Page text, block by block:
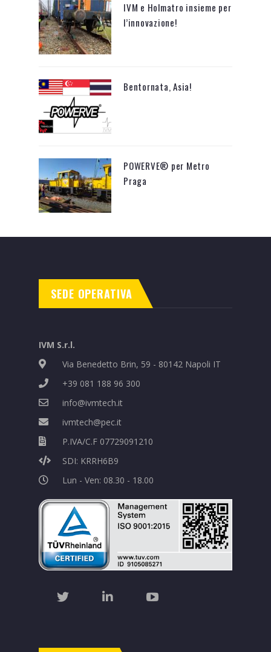
IVM e Holmatro insieme per
l’innovazione!
Bentornata, Asia!
POWERVE® per Metro
Praga
SEDE OPERATIVA
IVM S.r.l.
Via Benedetto Brin, 59 - 80142 Napoli IT
+39 081 188 96 300
info@ivmtech.it
ivmtech@pec.it
P.IVA/C.F 07729091210
SDI: KRRH6B9
Lun - Ven: 08.30 - 18.00